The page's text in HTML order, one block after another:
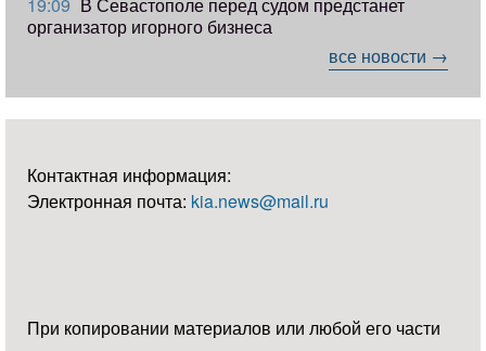
организатор игорного бизнеса
все новости →
Контактная информация:
Электронная почта: kia.news@mail.ru
При копировании материалов или любой его части